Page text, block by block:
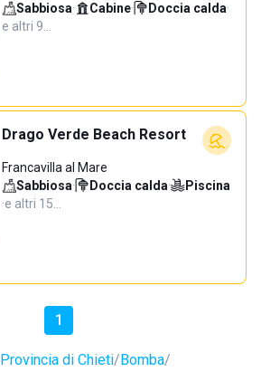
Sabbiosa· Cabine· Doccia calda·
e altri 9…
Drago Verde Beach Resort
Francavilla al Mare
Sabbiosa· Doccia calda·
Piscina
·e altri 15…
1
Provincia di Chieti Bomba